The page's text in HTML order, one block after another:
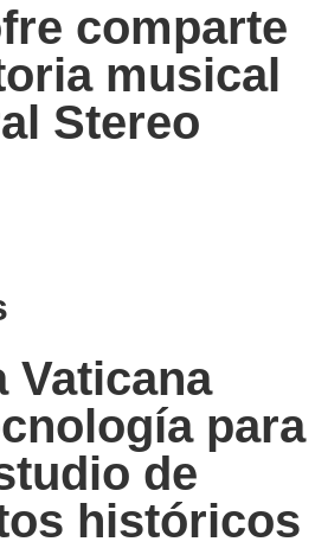
comparte
musical
Stereo
Vaticana
para
de
históricos